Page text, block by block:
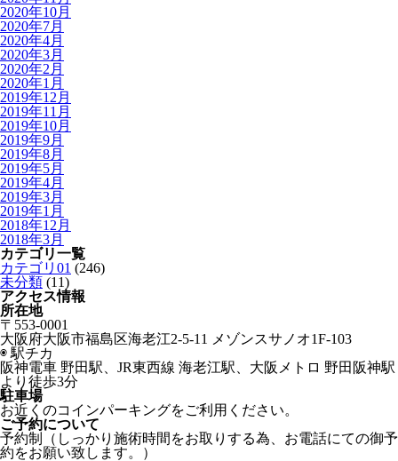
2020年10月
2020年7月
2020年4月
2020年3月
2020年2月
2020年1月
2019年12月
2019年11月
2019年10月
2019年9月
2019年8月
2019年5月
2019年4月
2019年3月
2019年1月
2018年12月
2018年3月
カテゴリ一覧
カテゴリ01 (246)
未分類 (11)
アクセス情報
所在地
〒553-0001
大阪府大阪市福島区海老江2-5-11 メゾンスサノオ1F-103
◉ 駅チカ
阪神電車 野田駅、JR東西線 海老江駅、大阪メトロ 野田阪神駅
より徒歩3分
駐車場
お近くのコインパーキングをご利用ください。
ご予約について
予約制（しっかり施術時間をお取りする為、お電話にての御予
約をお願い致します。）